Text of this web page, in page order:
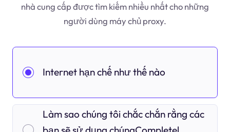
nhà cung cấp được tìm kiếm nhiều nhất cho những
người dùng máy chủ proxy.
Internet hạn chế như thế nào
Làm sao chúng tôi chắc chắn rằng các